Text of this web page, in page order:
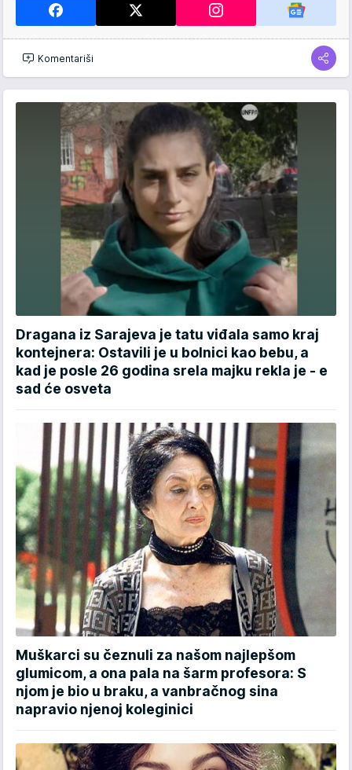
Komentariši
Dragana iz Sarajeva je tatu viđala samo kraj
kontejnera: Ostavili je u bolnici kao bebu, a
kad je posle 26 godina srela majku rekla je - e
sad će osveta
Muškarci su čeznuli za našom najlepšom
glumicom, a ona pala na šarm profesora: S
njom je bio u braku, a vanbračnog sina
napravio njenoj koleginici